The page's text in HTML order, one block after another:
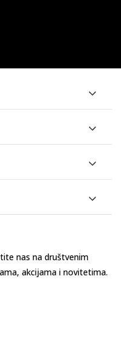
nas na društvenim
akcijama i novitetima.